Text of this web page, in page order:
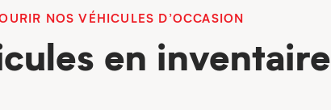
NOS VÉHICULES D’OCCASION
en inventaire